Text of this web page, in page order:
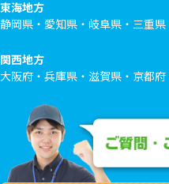
東海地方
静岡県・愛知県・岐阜県・三重
関西地方
大阪府・兵庫県・滋賀県・京都